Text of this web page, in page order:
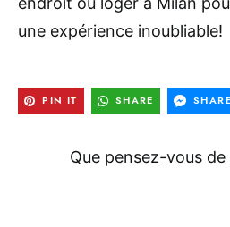
une expérience inoubliable!
PIN IT SHARE SHARE
Que pensez-vous